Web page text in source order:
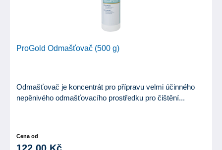
ProGold Odmašťovač (500 g)
Odmašťovač je koncentrát pro přípravu velmi účinného
nepěnivého odmašťovacího prostředku pro čištění...
Cena od